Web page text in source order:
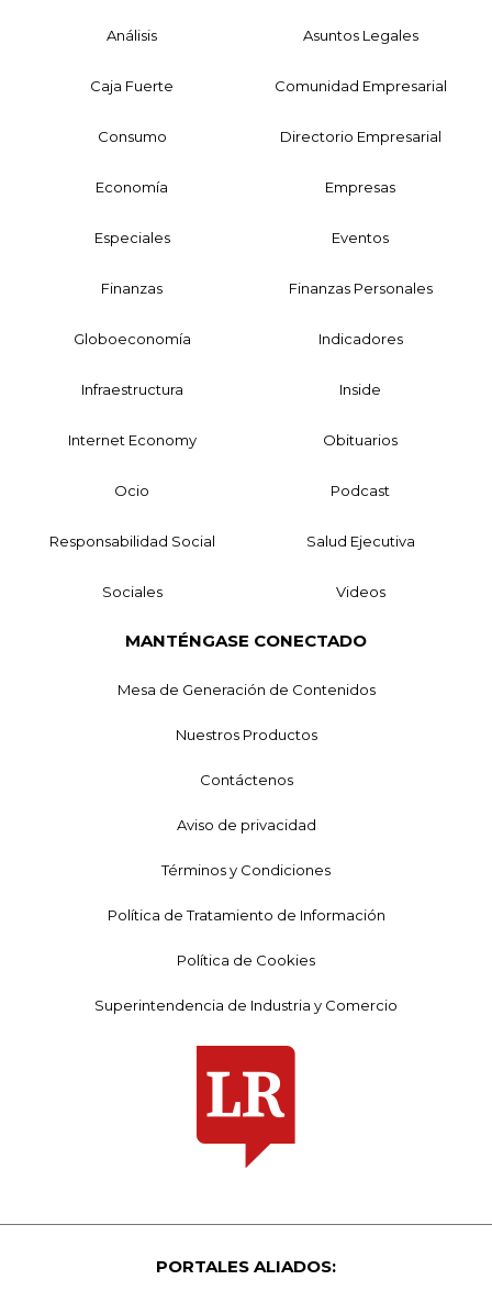
Análisis Asuntos Legales
Caja Fuerte Comunidad Empresarial
Consumo Directorio Empresarial
Economía Empresas
Especiales Eventos
Finanzas Finanzas Personales
Globoeconomía Indicadores
Infraestructura Inside
Internet Economy Obituarios
Ocio Podcast
Responsabilidad Social Salud Ejecutiva
Sociales Videos
MANTÉNGASE CONECTADO
Mesa de Generación de Contenidos
Nuestros Productos
Contáctenos
Aviso de privacidad
Términos y Condiciones
Política de Tratamiento de Información
Política de Cookies
Superintendencia de Industria y Comercio
PORTALES ALIADOS: